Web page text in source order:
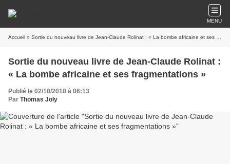
MENU
Accueil » Sortie du nouveau livre de Jean-Claude Rolinat : « La bombe africaine et ses fragmentations »
Sortie du nouveau livre de Jean-Claude Rolinat :
« La bombe africaine et ses fragmentations »
Publié le 02/10/2018 à 06:13
Par Thomas Joly